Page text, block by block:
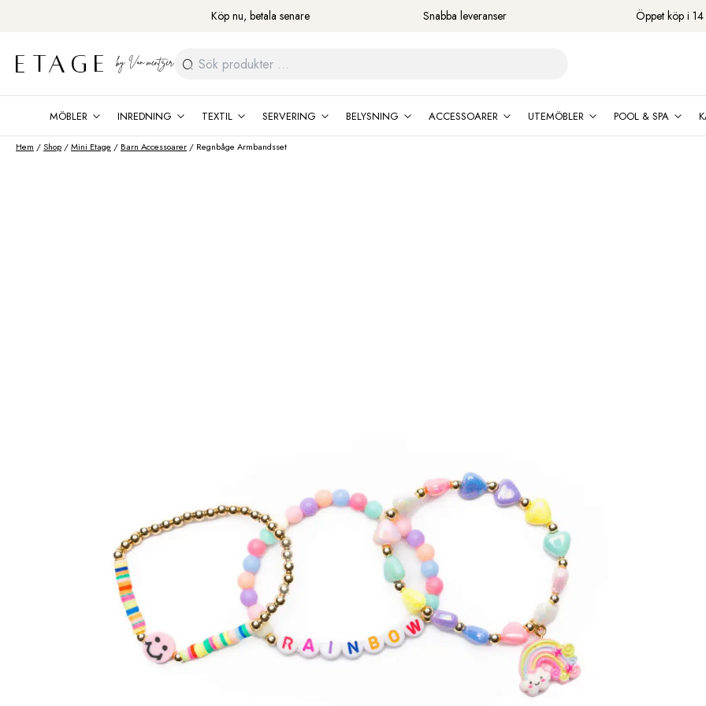
Köp nu, betala senare Snabba leveranser Öppet köp i
Sök
efter:
MÖBLER INREDNING TEXTIL SERVERING BELYSNING ACCESSOARER UTEMÖBLER POOL & SPA
Hem /Shop /Mini Etage / Barn Accessoarer / Regnbåge Armbandsset